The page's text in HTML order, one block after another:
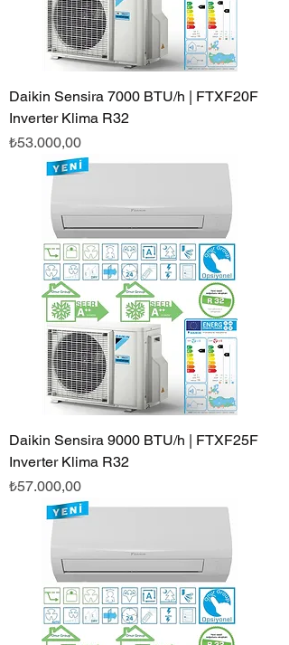
Daikin Sensira 7000 BTU/h | FTXF20F
Inverter Klima R32
Fiyat
₺53.000,00
Daikin Sensira 9000 BTU/h | FTXF25F
Inverter Klima R32
Fiyat
₺57.000,00